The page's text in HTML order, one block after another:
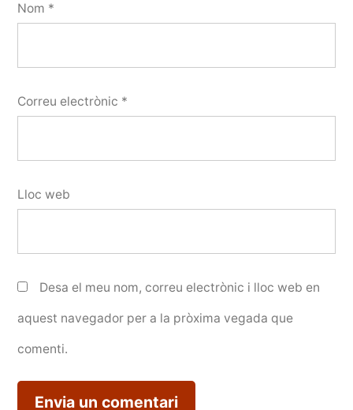
Nom *
Correu electrònic *
Lloc web
Desa el meu nom, correu electrònic i lloc web en
aquest navegador per a la pròxima vegada que
comenti.